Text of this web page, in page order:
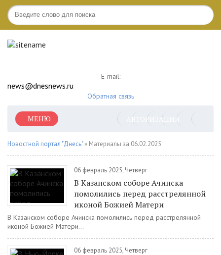
E-mail:
news@dnesnews.ru
Обратная связь
АВТОРИЗАЦИЯ
МЕНЮ
Новостной портал "Днесь"» Материалы за 06.02.2025
06 февраль 2025, Четверг
В Казанском соборе Ачинска
помолились перед расстрелянной
иконой Божией Матери
В Казанском соборе Ачинска помолились перед расстрелянной
иконой Божией Матери...
06 февраль 2025, Четверг